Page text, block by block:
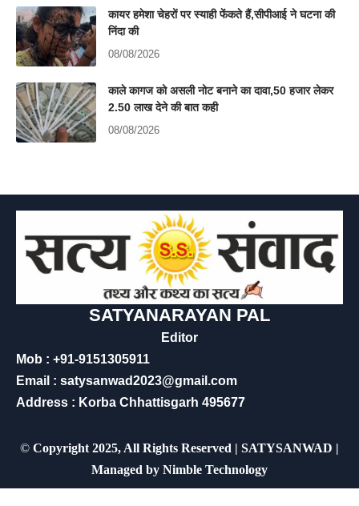
कायर हमेशा चेहरों पर स्याही फेंकते हैं,सीपीआई ने घटना की
निंदा की
08/08/2026
काले कागज को असली नोट बनाने का दावा,50 हजार लेकर
2.50 लाख देने की बात कही
08/08/2026
SATYANARAYAN PAL
Editor
Mob : +91-9151305911
Email : satysanwad2023@gmail.com
Address : Korba Chhattisgarh 495677
© Copyright 2025, All Rights Reserved | SATYSANWAD |
Managed by Nimble Technology